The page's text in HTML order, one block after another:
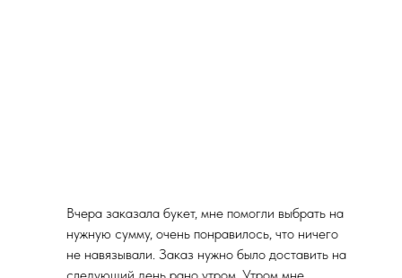
букетик, выслушали
быстро уже
и отправили
Всегда свежие и
Собирают в букеты с
Доставка по